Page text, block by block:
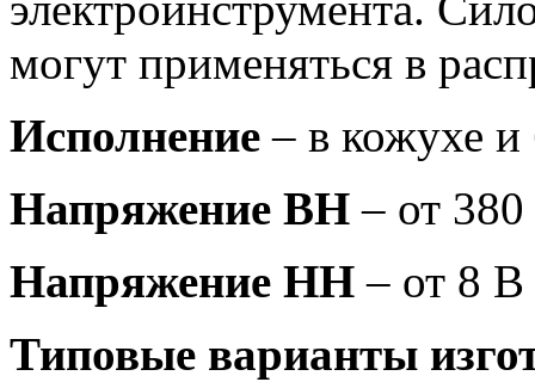
могут применяться в
Исполнение – в кожухе и
Напряжение ВН – от
Напряжение НН – от 8
Типовые варианты